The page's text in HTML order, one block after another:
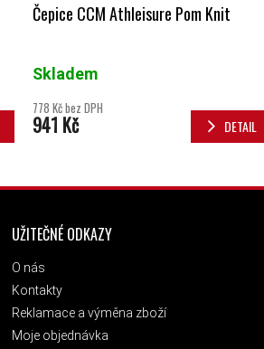
Čepice CCM Athleisure Pom Knit
Skladem
778 Kč bez DPH
941 Kč DETAIL
UŽITEČNÉ ODKAZY
O nás
Kontakty
Reklamace a výměna zboží
Moje objednávka